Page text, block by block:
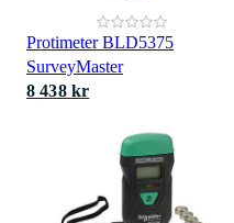
Protimeter BLD5375
SurveyMaster
8 438 kr